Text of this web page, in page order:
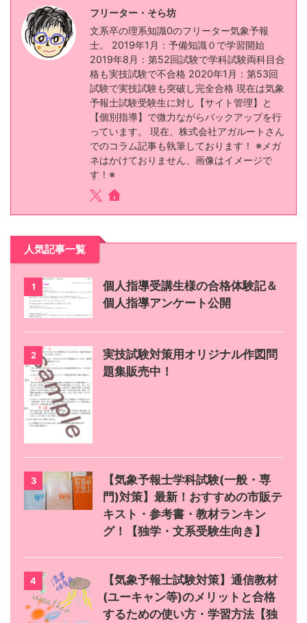
フリーター・そら坊
文系卒の理系知識0のフリーター気象予報
士。 2019年1月：予備知識０で学習開始
2019年8月：第52回試験で学科試験両科目合
格も実技試験で不合格 2020年1月：第53回
試験で実技試験も突破し完全合格 現在は気象
予報士試験受験生に対し【サイト管理】と
【個別指導】で微力ながらバックアップを行
っています。 現在、株式会社アガルートさん
でのコラム記事も執筆しております！ ※メガ
ネはかけておりません、画像はイメージで
す！※
人気記事一覧
1
個人指導受講生様の合格体験記＆
個人指導アンケート公開
2
実技試験対策用オリジナル作図問
題集販売中！
3
【気象予報士学科試験(一般・専
門)対策】最新！おすすめの市販テ
キスト・参考書・教材ランキン
グ！【独学・文系受験生向き】
4
【気象予報士試験対策】通信教材
(ユーキャン等)のメリットと合格
するための使い方・学習方法【独